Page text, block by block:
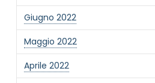
Giugno 2022
Maggio 2022
Aprile 2022